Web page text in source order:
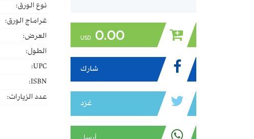
0.00
USD
شارك
غرّد
نوع الورق:
غراماج الورق:
العرض:
الطول:
UPC:
ISBN:
عدد الزيارات: